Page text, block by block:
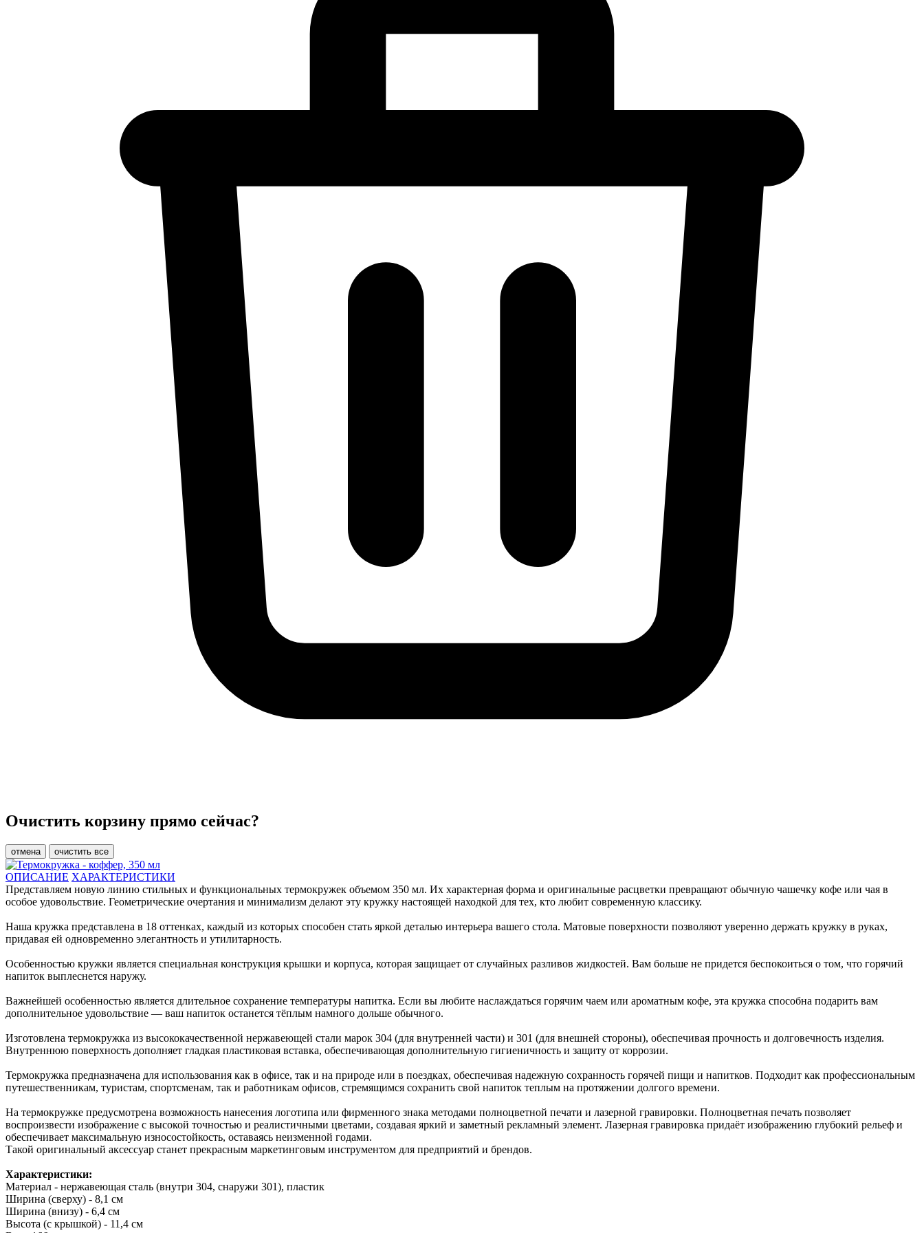
Очистить корзину прямо сейчас?
отмена очистить все
ОПИСАНИЕ ХАРАКТЕРИСТИКИ
Представляем новую линию стильных и функциональных термокружек объемом 350 мл. Их характерная форма и оригинальные расцветки превращают обычную чашечку кофе или чая в
особое удовольствие. Геометрические очертания и минимализм делают эту кружку настоящей находкой для тех, кто любит современную классику.
Наша кружка представлена в 18 оттенках, каждый из которых способен стать яркой деталью интерьера вашего стола. Матовые поверхности позволяют уверенно держать кружку в руках,
придавая ей одновременно элегантность и утилитарность.
Особенностью кружки является специальная конструкция крышки и корпуса, которая защищает от случайных разливов жидкостей. Вам больше не придется беспокоиться о том, что горячий
напиток выплеснется наружу.
Важнейшей особенностью является длительное сохранение температуры напитка. Если вы любите наслаждаться горячим чаем или ароматным кофе, эта кружка способна подарить вам
дополнительное удовольствие — ваш напиток останется тёплым намного дольше обычного.
Изготовлена термокружка из высококачественной нержавеющей стали марок 304 (для внутренней части) и 301 (для внешней стороны), обеспечивая прочность и долговечность изделия.
Внутреннюю поверхность дополняет гладкая пластиковая вставка, обеспечивающая дополнительную гигиеничность и защиту от коррозии.
Термокружка предназначена для использования как в офисе, так и на природе или в поездках, обеспечивая надежную сохранность горячей пищи и напитков. Подходит как профессиональным
путешественникам, туристам, спортсменам, так и работникам офисов, стремящимся сохранить свой напиток теплым на протяжении долгого времени.
На термокружке предусмотрена возможность нанесения логотипа или фирменного знака методами полноцветной печати и лазерной гравировки. Полноцветная печать позволяет
воспроизвести изображение с высокой точностью и реалистичными цветами, создавая яркий и заметный рекламный элемент. Лазерная гравировка придаёт изображению глубокий рельеф и
обеспечивает максимальную износостойкость, оставаясь неизменной годами.
Такой оригинальный аксессуар станет прекрасным маркетинговым инструментом для предприятий и брендов.
Характеристики:
Материал - нержавеющая сталь (внутри 304, снаружи 301), пластик
Ширина (сверху) - 8,1 см
Ширина (внизу) - 6,4 см
Высота (с крышкой) - 11,4 см